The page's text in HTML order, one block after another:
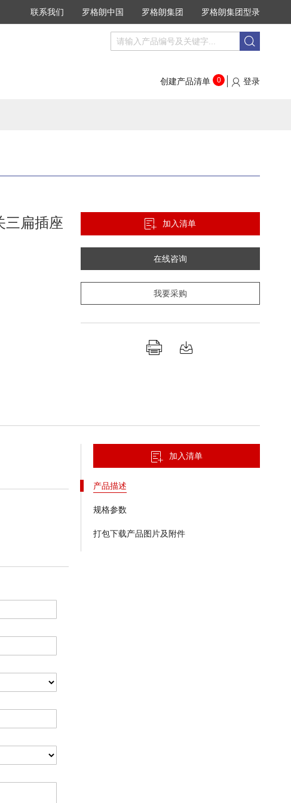
联系我们 罗格朗中国 罗格朗集团 罗格朗集团型录
搜
创建产品清单
0 登录
三扁插座
加入清单
在线咨询
我要采购
加入清单
产品描述
规格参数
打包下载产品图片及附件